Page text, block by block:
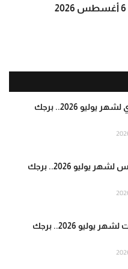
توقعات برج الجدي لشهر يوليو 2026.. برجك
توقعات برج القوس لشهر يوليو 2026.. برجك
توقعات برج الحوت لشهر يوليو 2026.. برجك